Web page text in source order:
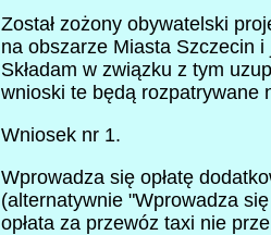
Został zożony obywatelski
na obszarze Miasta Szczecin
Składam w związku z tym
wnioski te będą rozpatrywane
Wniosek nr 1.
Wprowadza się opłatę
(alternatywnie "Wprowadza
opłata za przewóz taxi nie